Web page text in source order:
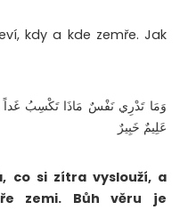
kdy a kde zemře. Jak
وَمَا تَدْرِي نَفْسٌ مَاذَا تَكْسِبُ
عَلِيمٌ خَبِيرٌ
co si zítra vyslouží, a
zemi. Bůh věru je